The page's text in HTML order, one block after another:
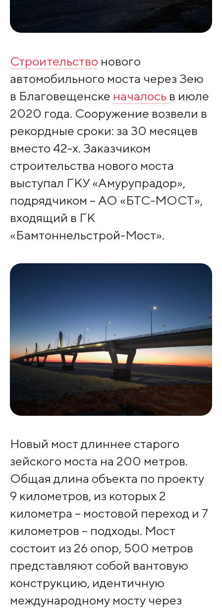
Строительство нового
автомобильного моста через Зею
в Благовещенске началось в июле
2020 года. Сооружение возвели в
рекордные сроки: за 30 месяцев
вместо 42-х. Заказчиком
строительства нового моста
выступал ГКУ «Амурупрадор»,
подрядчиком – АО «БТС-МОСТ»,
входящий в ГК
«Бамтоннельстрой-Мост».
Новый мост длиннее старого
зейского моста на 200 метров.
Общая длина объекта по проекту
9 километров, из которых 2
километра – мостовой переход и 7
километров – подходы. Мост
состоит из 26 опор, 500 метров
представляют собой вантовую
конструкцию, идентичную
международному мосту через